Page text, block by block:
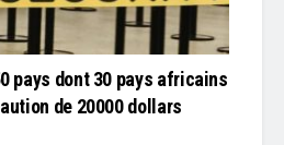
pays dont 30 pays africains
de 20000 dollars